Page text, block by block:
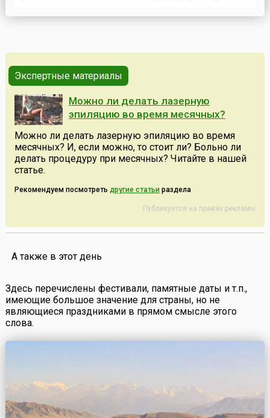
мировая война закончена, милитаристская Япония
Японцы действительно...
Экспертные материалы
Можно ли делать лазерную
эпиляцию во время месячных?
Можно ли делать лазерную эпиляцию во время
месячных? И, если можно, то стоит ли? Больно ли
делать процедуру при месячных? Читайте в нашей
статье.
Рекомендуем посмотреть другие статьи раздела
Публикуется на правах рекламы
А также в этот день
Здесь перечислены фестивали, памятные даты и т.п.,
имеющие большое значение для страны, но не
являющиеся праздниками в прямом смысле этого
слова.